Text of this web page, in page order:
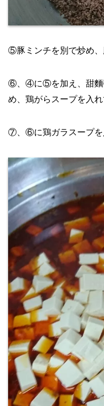
⑤豚ミンチを別で炒め、
⑥、④に⑤を加え、甜麵
め、鶏がらスープを入れ
⑦、⑥に鶏ガラスープを